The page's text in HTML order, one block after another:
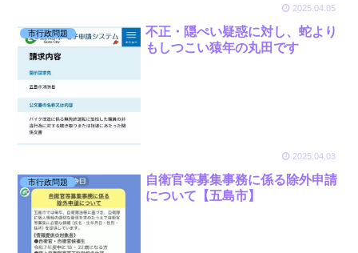
2025.04.05
市行政問題
不正・隠ぺい疑惑に対し、蛇より
もしつこい猿年の丸田です
2025.04.03
市行政問題
自衛官等募集事務に係る除外申請
について【五島市】